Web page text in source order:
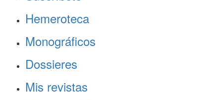
Hemeroteca
Monográficos
Dossieres
Mis revistas